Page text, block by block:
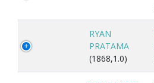
RYAN
PRATAMA
(1868,1.0)